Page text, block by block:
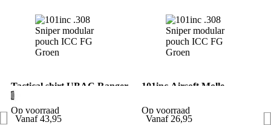
Tactical shirt UBAC Ranger
Green
Op voorraad
Vanaf 43,95
101inc Airsoft Molle
camo
Op voorraad
Vanaf 26,95